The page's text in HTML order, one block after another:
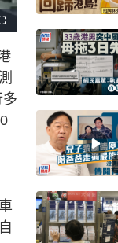
F
u
s
c
r
e
e
n